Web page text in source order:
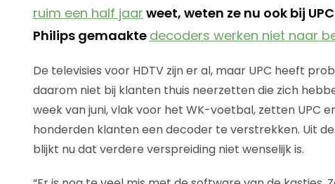
ruim een half jaar weet, weten ze nu ook bij
Philips gemaakte decoders werken niet naar
De televisies voor HDTV zijn er al, maar UPC heeft
daarom niet bij klanten thuis neerzetten die zich
week van juni, vlak voor het WK-voetbal, zetten UPC
honderden klanten een decoder te verstrekken. Uit
blijkt nu dat verdere verspreiding niet wenselijk is.